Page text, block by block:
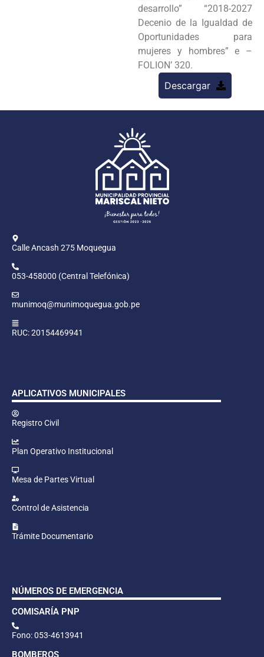
desarrollo” “2018-2027
Decenio de la Igualdad de
Oportunidades para
mujeres y hombres” e –
FOLION’ 320.
Descargar
Calle Ancash 275 Moquegua
053-458000 (Central Telefónica)
munimoq@munimoquegua.gob.pe
RUC: 20154469941
APLICATIVOS MUNICIPALES
Registro Civil
Plan Operativo Institucional
Mesa de Partes Virtual
Control de Asistencia
Trámite Documentario
NÚMEROS DE EMERGENCIA
COMISARÍA PNP
Fono: 053-4613941
BOMBEROS